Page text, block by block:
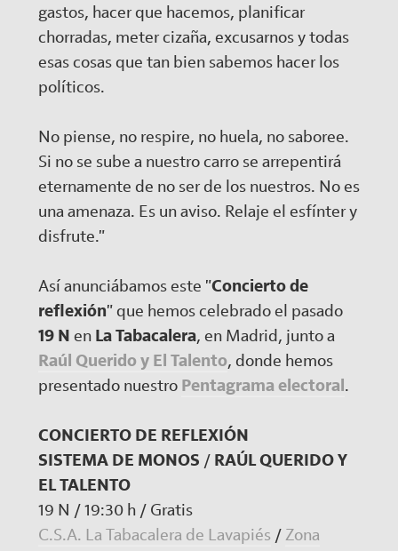
gastos, hacer que hacemos, planificar
chorradas, meter cizaña, excusarnos y todas
esas cosas que tan bien sabemos hacer los
políticos.
No piense, no respire, no huela, no saboree.
Si no se sube a nuestro carro se arrepentirá
eternamente de no ser de los nuestros. No es
una amenaza. Es un aviso. Relaje el esfínter y
disfrute."
Así anunciábamos este "Concierto de
reflexión" que hemos celebrado el pasado
19 N en La Tabacalera, en Madrid, junto a
Raúl Querido y El Talento, donde hemos
presentado nuestro Pentagrama electoral .
CONCIERTO DE REFLEXIÓN
SISTEMA DE MONOS / RAÚL QUERIDO Y
EL TALENTO
19 N / 19:30 h / Gratis
C.S.A. La Tabacalera de Lavapiés / Zona